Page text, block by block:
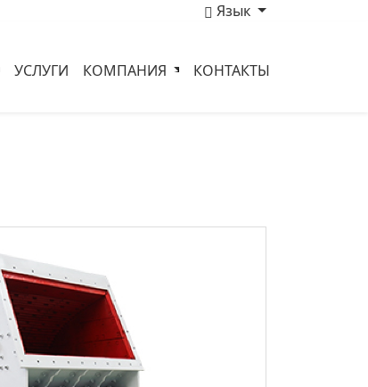
Язык
УСЛУГИ КОМПАНИЯ КОНТАКТЫ